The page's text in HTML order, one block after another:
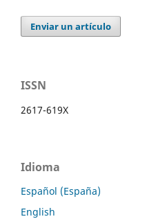
Enviar un artículo
ISSN
2617-619X
Idioma
Español (España)
English